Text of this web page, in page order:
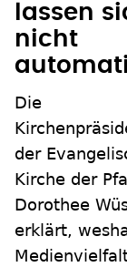
lassen
nicht
Die
der
Kirche der
Dorothee
erklärt,